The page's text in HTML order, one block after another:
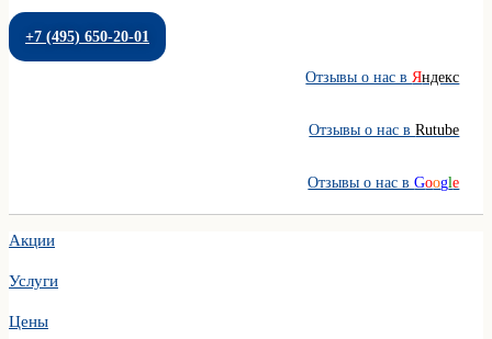
+7 (495) 650-20-01
Отзывы о нас вЯндекс
Отзывы о нас вRutube
Отзывы о нас вGoogle
Акции
Услуги
Цены